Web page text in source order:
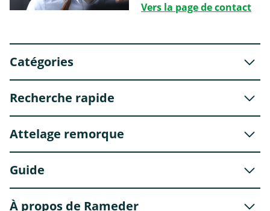
Vers la page de contact
Catégories
Recherche rapide
Attelage remorque
Guide
À propos de Rameder